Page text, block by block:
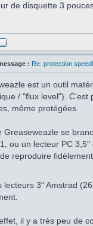
de disquette 3
: Re: protection
est un outil
/ "flux level").
même protégées.
Greaseweazle se
ou un lecteur PC
reproduire
lecteurs 3" Amstrad
il y a très peu de